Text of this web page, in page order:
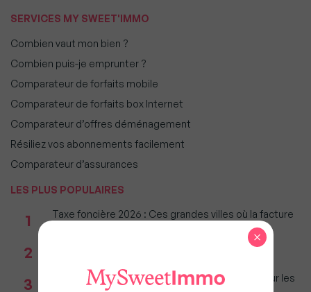
SERVICES MY SWEET'IMMO
Combien vaut mon bien ?
Combien puis-je emprunter ?
Comparateur de forfaits mobile
Comparateur de forfaits box Internet
Comparateur d’offres déménagement
Résiliez vos abonnements facilement
Comparateur d’assurances
LES PLUS POPULAIRES
1
Taxe foncière 2026 : Ces grandes villes où la facture
2
Réseau immobilier : iad franchit le cap des 600
3
Immobilier : Ce que l’AI Act change vraiment pour les
×